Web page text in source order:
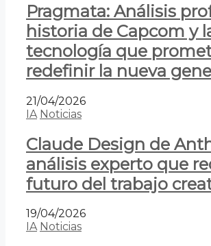
Pragmata: Análisis
historia de Capcom y
tecnología que
redefinir la nueva
21/04/2026
IA Noticias
Claude Design de
análisis experto que
futuro del trabajo
19/04/2026
IA Noticias